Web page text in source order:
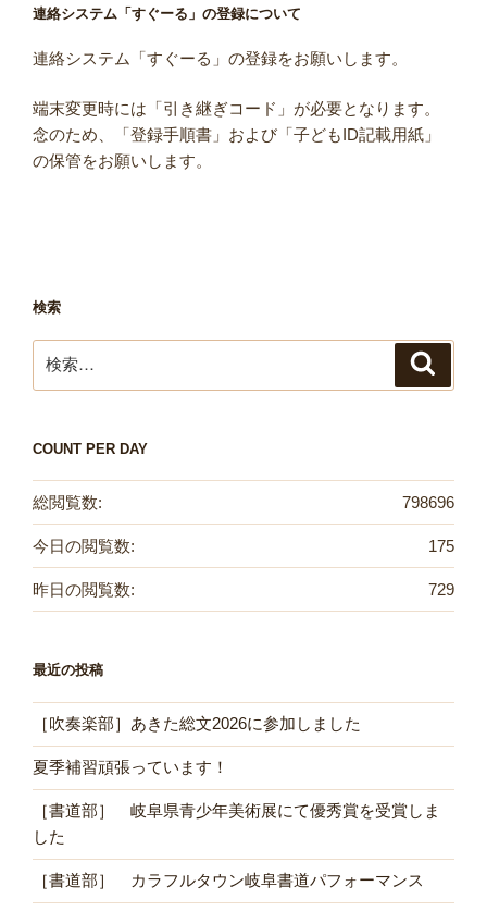
連絡システム「すぐーる」の登録について
連絡システム「すぐーる」の登録をお願いします。
端末変更時には「引き継ぎコード」が必要となります。
念のため、「登録手順書」および「子どもID記載用紙」
の保管をお願いします。
検索
索:
COUNT PER DAY
798696
総閲覧数:
175
今日の閲覧数:
729
昨日の閲覧数:
最近の投稿
［吹奏楽部］あきた総文2026に参加しました
夏季補習頑張っています！
［書道部］ 岐阜県青少年美術展にて優秀賞を受賞しま
した
［書道部］ カラフルタウン岐阜書道パフォーマンス